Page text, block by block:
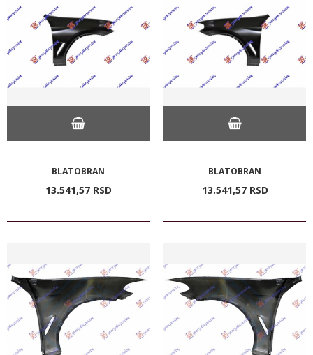
BLATOBRAN
13.541,57 RSD
BLATOBRAN
13.541,57 RSD